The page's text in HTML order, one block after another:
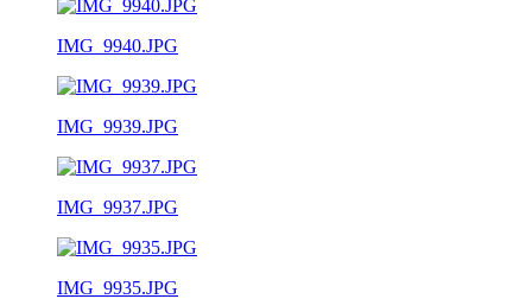
IMG_9940.JPG
IMG_9939.JPG
IMG_9937.JPG
IMG_9935.JPG